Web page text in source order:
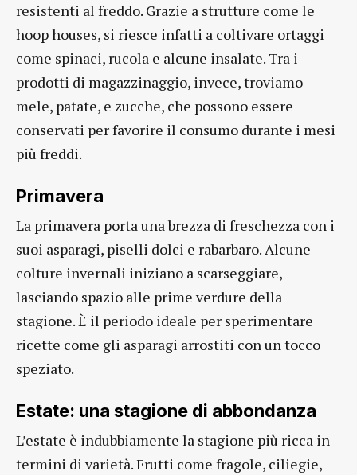
resistenti al freddo. Grazie a strutture come le
hoop houses, si riesce infatti a coltivare ortaggi
come spinaci, rucola e alcune insalate. Tra i
prodotti di magazzinaggio, invece, troviamo
mele, patate, e zucche, che possono essere
conservati per favorire il consumo durante i mesi
più freddi.
Primavera
La primavera porta una brezza di freschezza con i
suoi asparagi, piselli dolci e rabarbaro. Alcune
colture invernali iniziano a scarseggiare,
lasciando spazio alle prime verdure della
stagione. È il periodo ideale per sperimentare
ricette come gli asparagi arrostiti con un tocco
speziato.
Estate: una stagione di abbondanza
L’estate è indubbiamente la stagione più ricca in
termini di varietà. Frutti come fragole, ciliegie,